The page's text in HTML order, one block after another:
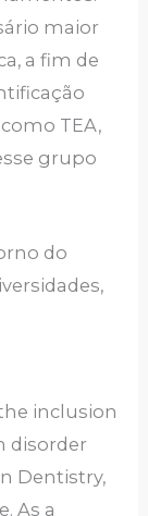
maior
a fim de
TEA,
grupo
do
inclusion
disorder
Dentistry,
As a